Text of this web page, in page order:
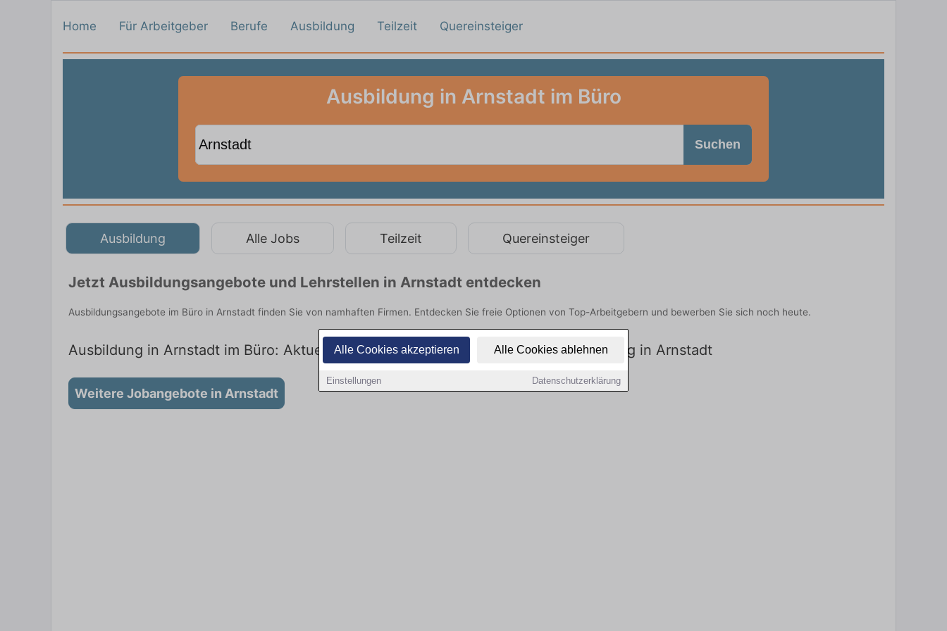
Alle Cookies akzeptieren Alle Cookies ablehnen
Einstellungen Datenschutzerklärung
Home Für Arbeitgeber Berufe Ausbildung Teilzeit Quereinsteiger
Ausbildung in Arnstadt im Büro
Suchen
Ausbildung Alle Jobs Teilzeit Quereinsteiger
Jetzt Ausbildungsangebote und Lehrstellen in Arnstadt entdecken
Ausbildungsangebote im Büro in Arnstadt finden Sie von namhaften Firmen. Entdecken Sie freie Optionen von Top-Arbeitgebern und bewerben Sie sich noch heute.
Ausbildung in Arnstadt im Büro: Aktuell gibt es keine Stellenangebote für Ausbildung in Arnstadt
Weitere Jobangebote in Arnstadt